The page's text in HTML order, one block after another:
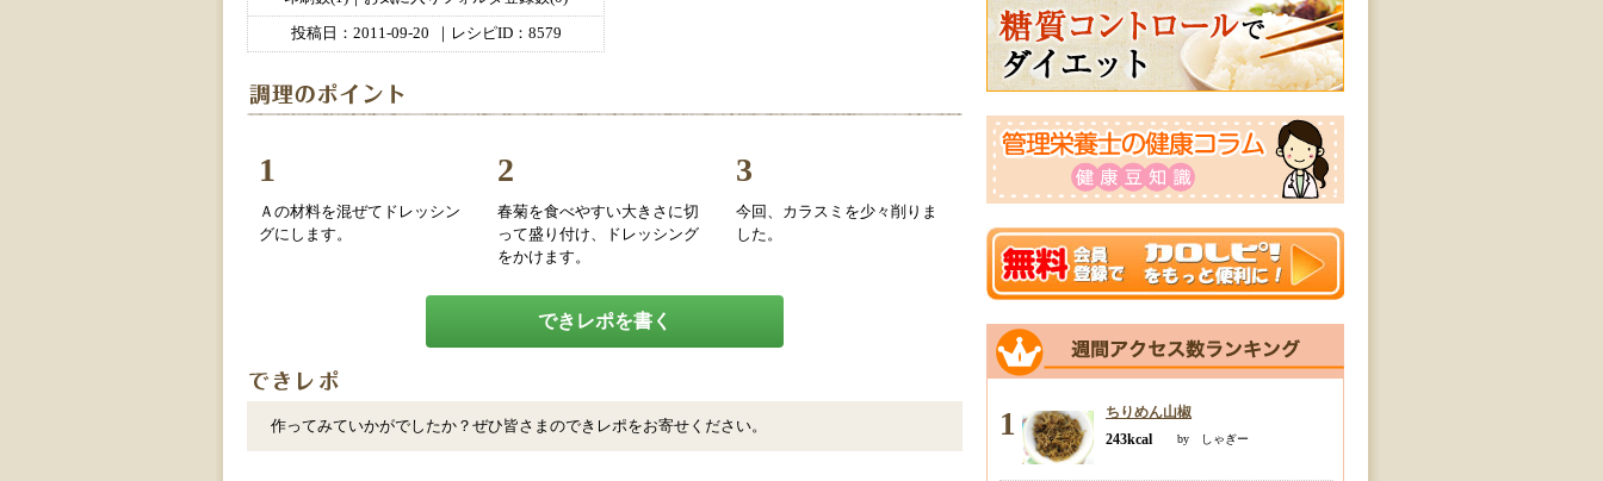
投稿日： 2011-09-20 ｜レシピID：8579
1
Ａの材料を混ぜてドレッシン
グにします。
2
春菊を食べやすい大きさに切
って盛り付け、ドレッシング
をかけます。
3
今回、カラスミを少々削りま
した。
できレポを書く
作ってみていかがでしたか？ぜひ皆さまのできレポをお寄せください。 1
ちりめん山椒
243kcal
by しゃぎー